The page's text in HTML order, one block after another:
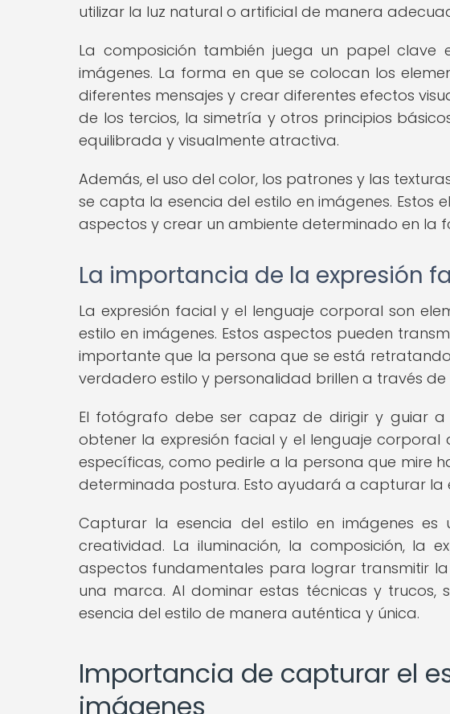
utilizar la luz natural o artificial de manera
La composición también juega un papel
imágenes. La forma en que se colocan los
diferentes mensajes y crear diferentes efectos
de los tercios, la simetría y otros principios
equilibrada y visualmente atractiva.
Además, el uso del color, los patrones y las
se capta la esencia del estilo en imágenes.
aspectos y crear un ambiente determinado en la
La importancia de la expresión
La expresión facial y el lenguaje corporal son
estilo en imágenes. Estos aspectos pueden
importante que la persona que se está
verdadero estilo y personalidad brillen a través
El fotógrafo debe ser capaz de dirigir y guiar
obtener la expresión facial y el lenguaje corporal
específicas, como pedirle a la persona que mire
determinada postura. Esto ayudará a capturar la
Capturar la esencia del estilo en imágenes
creatividad. La iluminación, la composición, la
aspectos fundamentales para lograr transmitir
una marca. Al dominar estas técnicas y
esencia del estilo de manera auténtica y única.
Importancia de capturar el
imágenes